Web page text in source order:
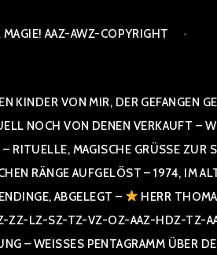
MAGIE! AAZ-AWZ-COPYRIGHT
VON MIR, DER GEFANGEN
NOCH VON DENEN VERKAUFT –
– RITUELLE, MAGISCHE GRÜSSE ZUR
AUFGELÖST – 1974, IM
ABGELEGT –
HERR
LZ-SZ-TZ-VZ-OZ-AAZ-HDZ-TZ-AAZ
WEISSES PENTAGRAMM ÜBER